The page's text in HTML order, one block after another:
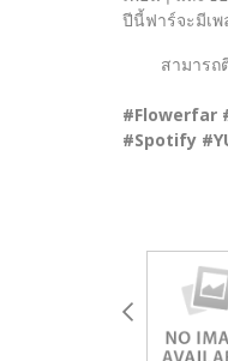
ปีนี้ฟาร์จะมีเพ
สามารถติด
#Flowerfar
#Spotify